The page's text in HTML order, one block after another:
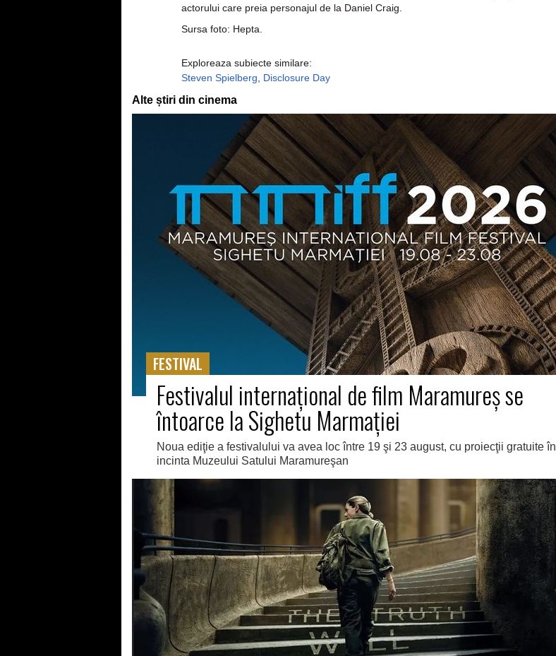
actorului care preia personajul de la Daniel Craig.
Sursa foto: Hepta.
Exploreaza subiecte similare:
Steven Spielberg
Disclosure Day
Alte știri din cinema
FESTIVAL
Festivalul internaţional de film Maramureş se
întoarce la Sighetu Marmaţiei
Noua ediţie a festivalului va avea loc între 19 şi 23 august, cu proiecţii gratuite în
incinta Muzeului Satului Maramureşan